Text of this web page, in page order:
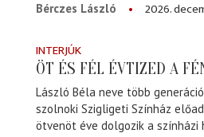
Bérczes László 2026.
INTERJÚK
ÖT ÉS FÉL ÉVTIZED A
László Béla neve több
szolnoki Szigligeti Színház
ötvenöt éve dolgozik a színházi